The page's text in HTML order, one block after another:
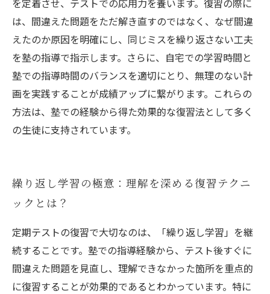
を定着させ、テストでの応用力を養います。復習の際に
は、間違えた問題をただ解き直すのではなく、なぜ間違
えたのか原因を明確にし、同じミスを繰り返さない工夫
を塾の指導で指示します。さらに、自宅での学習時間と
塾での指導時間のバランスを適切にとり、無理のない計
画を実践することが成績アップに繋がります。これらの
方法は、塾での経験から得た効果的な復習法として多く
の生徒に支持されています。
繰り返し学習の極意：理解を深める復習テクニ
ックとは？
定期テストの復習で大切なのは、「繰り返し学習」を継
続することです。塾での指導経験から、テスト後すぐに
間違えた問題を見直し、理解できなかった箇所を重点的
に復習することが効果的であるとわかっています。特に